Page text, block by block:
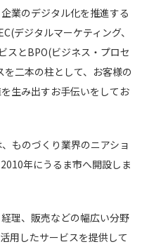
業のデジタル化を推進する
デジタルマーケティング、
スとBPO(ビジネス・プロセ
二本の柱として、お客様の
生み出すお手伝いをしてお
ものづくり業界のニアショ
年にうるま市へ開設しま
理、販売などの幅広い分野
用したサービスを提供して